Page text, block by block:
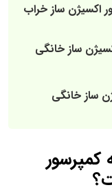
اکسیژن ساز خراب
ساز خانگی
ساز خانگی
کمپرسور